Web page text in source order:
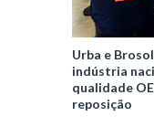
Urba e
indústria
qualidade
reposição